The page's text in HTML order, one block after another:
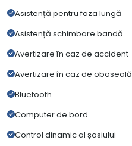
Asistență pentru faza lungă
Asistență schimbare bandă
Avertizare în caz de accident
Avertizare în caz de oboseală
Bluetooth
Computer de bord
Control dinamic al șasiului